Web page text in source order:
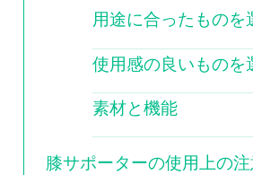
用途に合ったものを
使用感の良いものを
素材と機能
膝サポーターの使用上の注